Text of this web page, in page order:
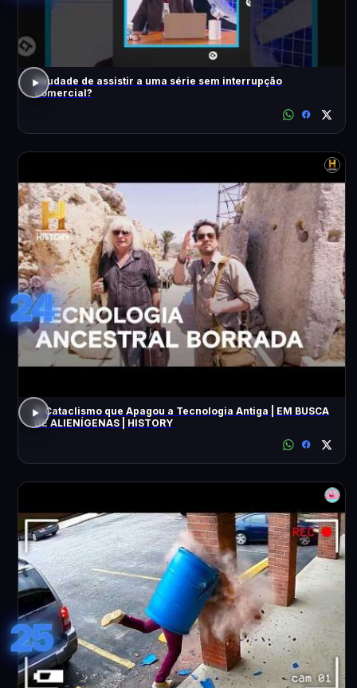
Saudade de assistir a uma série sem interrupção
comercial?
24
O Cataclismo que Apagou a Tecnologia Antiga | EM BUSCA
DE ALIENÍGENAS | HISTORY
25